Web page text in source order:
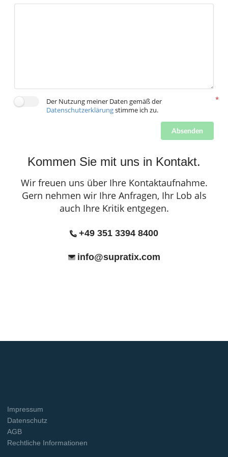
Der Nutzung meiner Daten gemäß der
Datenschutzerklärungstimme ich zu.
Absenden
Kommen Sie mit uns in Kontakt.
Wir freuen uns über Ihre Kontaktaufnahme.
Gern nehmen wir Ihre Anfragen, Ihr Lob als
auch Ihre Kritik entgegen.
+49 351 3394 8400
info@supratix.com
Impressum
Datenschutz
AGB
Rechtliche Informationen